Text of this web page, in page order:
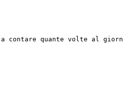
a contare quante volte al